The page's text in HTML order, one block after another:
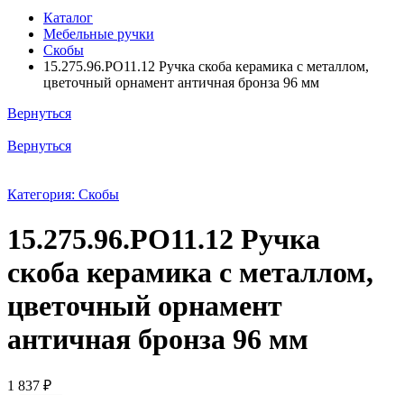
Каталог
Мебельные ручки
Скобы
15.275.96.PO11.12 Ручка скоба керамика с металлом,
цветочный орнамент античная бронза 96 мм
Вернуться
Вернуться
Категория: Скобы
15.275.96.PO11.12 Ручка
скоба керамика с металлом,
цветочный орнамент
античная бронза 96 мм
1 837 ₽